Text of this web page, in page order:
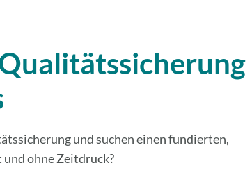
und suchen einen fundierten,
ohne Zeitdruck?